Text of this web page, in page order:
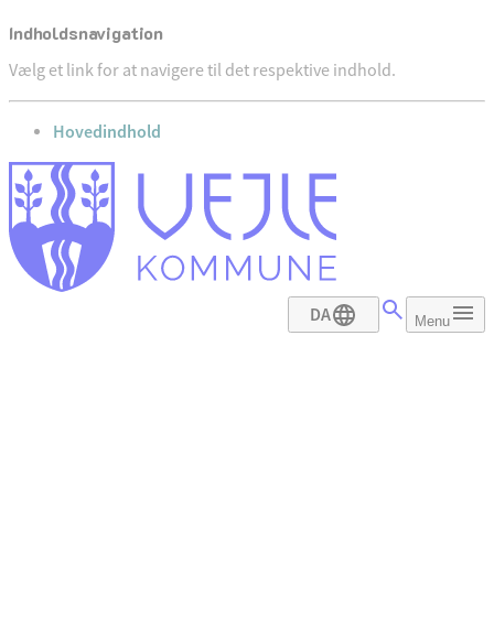
Indholdsnavigation
Vælg et link for at navigere til det respektive indhold.
gå til
Hovedindhold
DA Menu